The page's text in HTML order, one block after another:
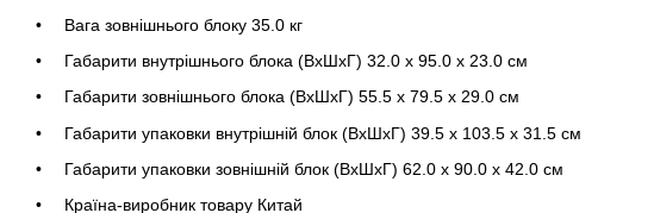
Вага зовнішнього блоку 35.0 кг
Габарити внутрішнього блока (ВхШхГ) 32.0 х 95.0 х 23.0 см
Габарити зовнішнього блока (ВхШхГ) 55.5 x 79.5 x 29.0 см
Габарити упаковки внутрішній блок (ВхШхГ) 39.5 х 103.5 х 31.5 см
Габарити упаковки зовнішній блок (ВхШхГ) 62.0 х 90.0 х 42.0 см
Країна-виробник товару Китай